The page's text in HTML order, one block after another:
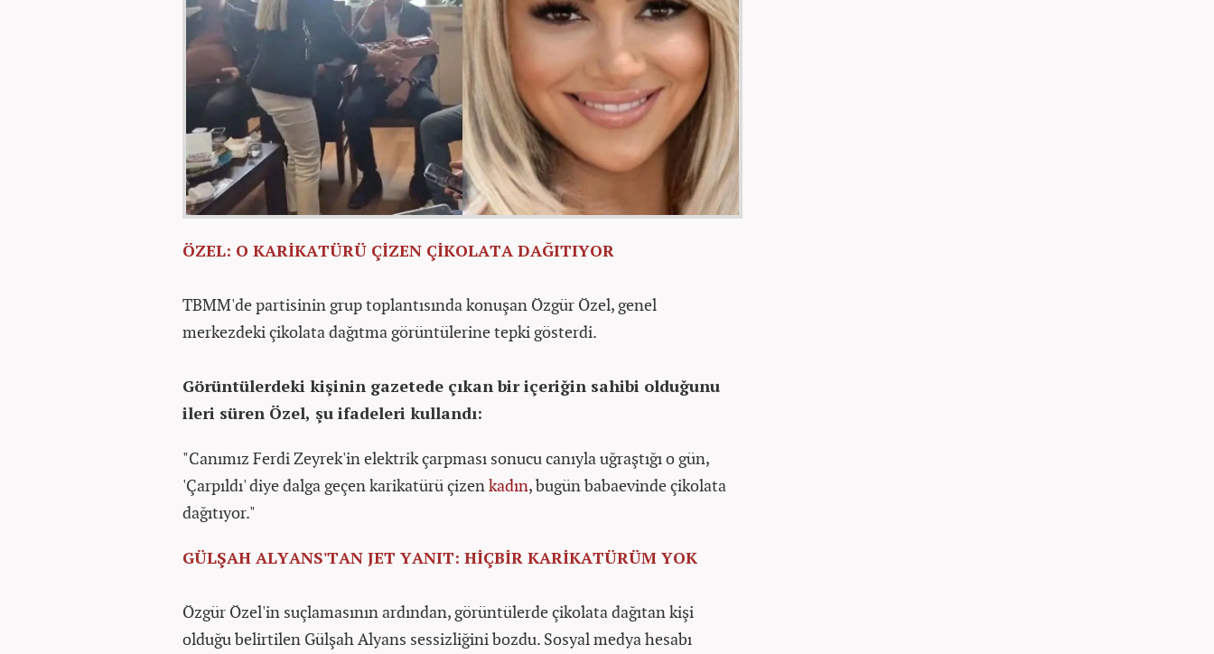
ÖZEL: O KARİKATÜRÜ ÇİZEN ÇİKOLATA DAĞITIYOR
TBMM'de partisinin grup toplantısında konuşan Özgür Özel, genel
merkezdeki çikolata dağıtma görüntülerine tepki gösterdi.
Görüntülerdeki kişinin gazetede çıkan bir içeriğin sahibi olduğunu
ileri süren Özel, şu ifadeleri kullandı:
"Canımız Ferdi Zeyrek'in elektrik çarpması sonucu canıyla uğraştığı o gün,
'Çarpıldı' diye dalga geçen karikatürü çizenkadın, bugün babaevinde çikolata
dağıtıyor."
GÜLŞAH ALYANS'TAN JET YANIT: HİÇBİR KARİKATÜRÜM YOK
Özgür Özel'in suçlamasının ardından, görüntülerde çikolata dağıtan kişi
olduğu belirtilen Gülşah Alyans sessizliğini bozdu. Sosyal medya hesabı